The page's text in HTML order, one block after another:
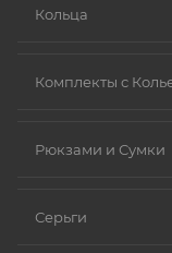
Кольца
Комплекты с
Рюкзами и Сумки
Серьги